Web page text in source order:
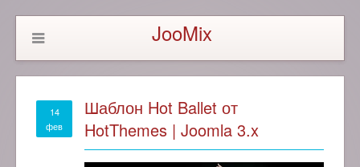
JooMix
14
фев
Шаблон Hot Ballet от
HotThemes | Joomla 3.x